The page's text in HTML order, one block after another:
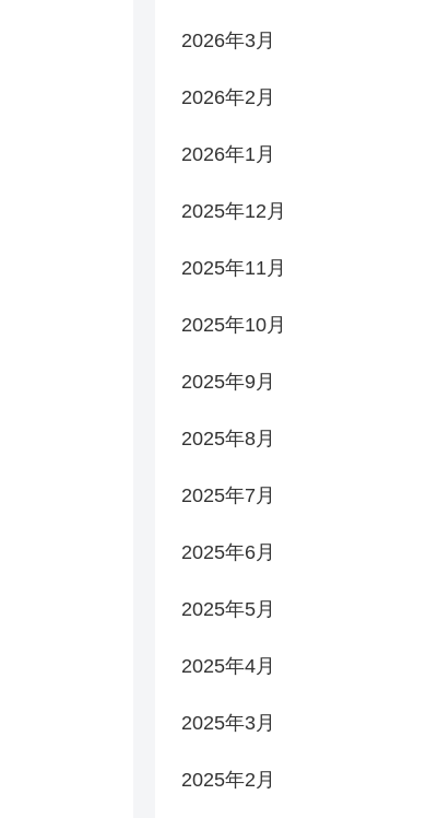
2026年3月
2026年2月
2026年1月
2025年12月
2025年11月
2025年10月
2025年9月
2025年8月
2025年7月
2025年6月
2025年5月
2025年4月
2025年3月
2025年2月